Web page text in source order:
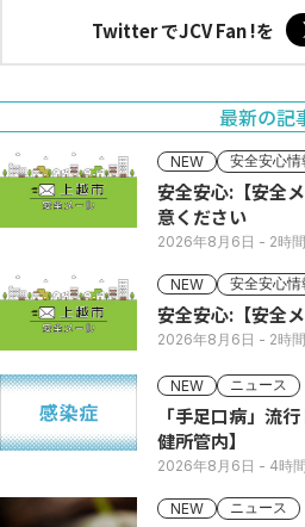
Twitter でJCV Fan !を
最新の記
NEW 安全安心情
安全安心:【安全
意ください
2026年8月6日 - 2時
NEW 安全安心情
安全安心:【安全
2026年8月6日 - 2時
NEW ニュース
「手足口病」流行 前の週の3倍に増加【上越保
健所管内】
2026年8月6日 - 4時
NEW ニュース